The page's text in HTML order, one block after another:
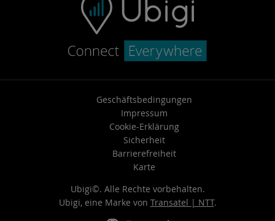
Geschäftsbedingungen
Impressum
Cookie-Erklärung
Sicherheit
Barrierefreiheit
Karte
Ubigi©. Alle Rechte vorbehalten.
Ubigi, eine Marke von Transatel | NTT.